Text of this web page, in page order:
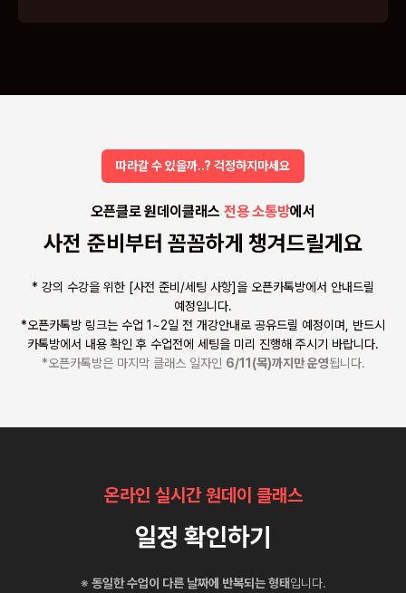
따라갈 수 있을까..? 걱정하지마세요
오픈클로 원데이클래스 전용 소통방에서
사전 준비부터 꼼꼼하게 챙겨드릴게요
* 강의 수강을 위한 [사전 준비/세팅 사항]을 오픈카톡방에서 안내드릴
예정입니다.
*오픈카톡방 링크는 수업 1~2일 전 개강안내로 공유드릴 예정이며, 반드시
카톡방에서 내용 확인 후 수업전에 세팅을 미리 진행해 주시기 바랍니다.
*오픈카톡방은 마지막 클래스 일자인 6/11(목)까지만 운영됩니다.
온라인 실시간 원데이 클래스
일정 확인하기
※ 동일한 수업이 다른 날짜에 반복되는 형태입니다.